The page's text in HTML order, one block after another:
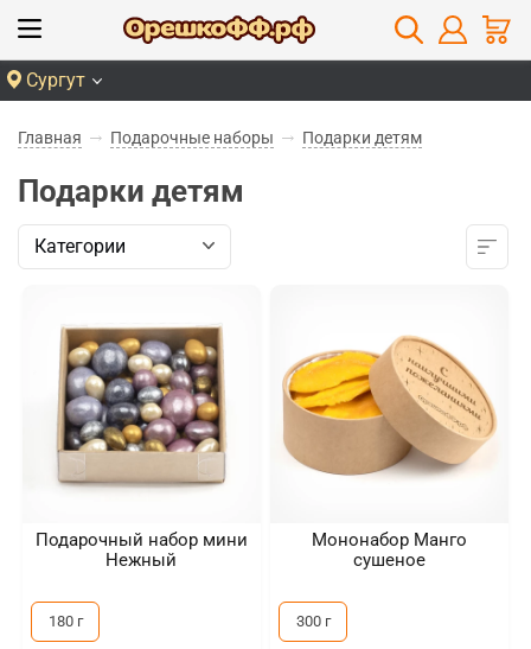
Сургут
Главная Подарочные наборы Подарки детям
Подарки детям
Категории
Подарочный набор мини
Нежный
180 г
Мононабор Манго
сушеное
300 г